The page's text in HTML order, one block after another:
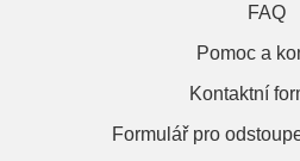
FAQ
Pomoc a
Kontaktní
Formulář pro